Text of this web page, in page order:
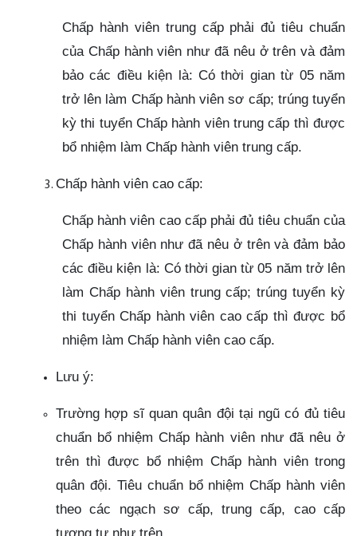
Chấp hành viên trung cấp phải đủ tiêu chuẩn
của Chấp hành viên như đã nêu ở trên và đảm
bảo các điều kiện là: Có thời gian từ 05 năm
trở lên làm Chấp hành viên sơ cấp; trúng tuyển
kỳ thi tuyển Chấp hành viên trung cấp thì được
bổ nhiệm làm Chấp hành viên trung cấp.
Chấp hành viên cao cấp:
Chấp hành viên cao cấp phải đủ tiêu chuẩn của
Chấp hành viên như đã nêu ở trên và đảm bảo
các điều kiện là: Có thời gian từ 05 năm trở lên
làm Chấp hành viên trung cấp; trúng tuyển kỳ
thi tuyển Chấp hành viên cao cấp thì được bổ
nhiệm làm Chấp hành viên cao cấp.
Lưu ý:
Trường hợp sĩ quan quân đội tại ngũ có đủ tiêu
chuẩn bổ nhiệm Chấp hành viên như đã nêu ở
trên thì được bổ nhiệm Chấp hành viên trong
quân đội. Tiêu chuẩn bổ nhiệm Chấp hành viên
theo các ngạch sơ cấp, trung cấp, cao cấp